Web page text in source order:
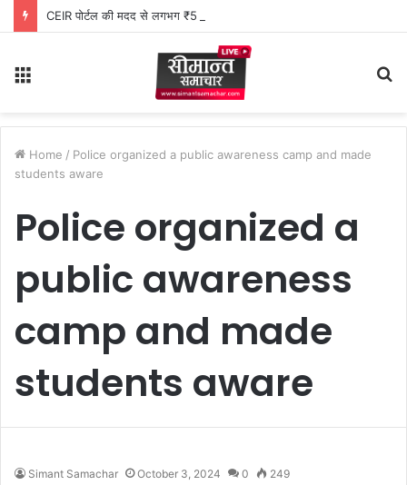
CEIR पोर्टल की मदद से लगभग ₹5 लाख मूल्य के 20 मोबाइल फोन बरामद
Home / Police organized a public awareness camp and made
students aware
Police organized a
public awareness
camp and made
students aware
Simant Samachar October 3, 2024 0 249